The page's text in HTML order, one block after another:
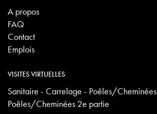
A propos
FAQ
Contact
Emplois
VISITES VIRTUELLES
Sanitaire - Carrelage - Poêles/Cheminées
Poêles/Cheminées 2e partie